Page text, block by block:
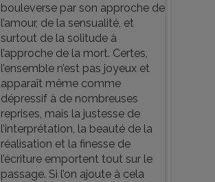
bouleverse par son approche de
l’amour, de la sensualité, et
surtout de la solitude à
l’approche de la mort. Certes,
l’ensemble n’est pas joyeux et
apparaît même comme
dépressif à de nombreuses
reprises, mais la justesse de
l’interprétation, la beauté de la
réalisation et la finesse de
l’écriture emportent tout sur le
passage. Si l’on ajoute à cela